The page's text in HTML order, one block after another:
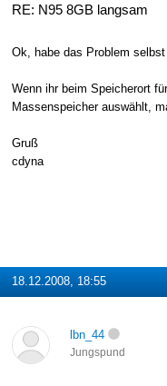
RE: N95 8GB langsam
Ok, habe das Problem selbst
Wenn ihr beim Speicherort
Massenspeicher auswählt,
Gruß
cdyna
18.12.2008, 18:55
lbn_44
Jungspund